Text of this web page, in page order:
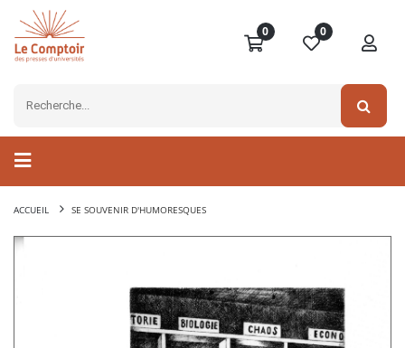
0 0
ACCUEIL SE SOUVENIR D'HUMORESQUES